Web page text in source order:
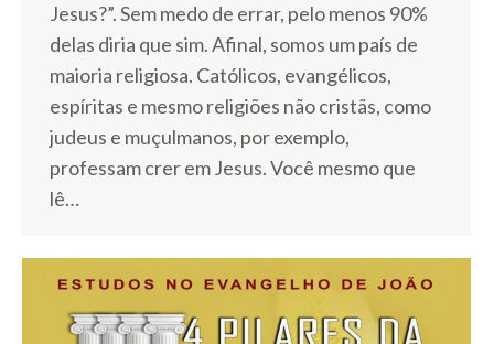
Jesus?”. Sem medo de errar, pelo menos 90%
delas diria que sim. Afinal, somos um país de
maioria religiosa. Católicos, evangélicos,
espíritas e mesmo religiões não cristãs, como
judeus e muçulmanos, por exemplo,
professam crer em Jesus. Você mesmo que
lê…